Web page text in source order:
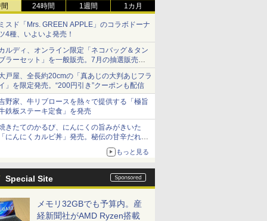
24時間 1週間 1カ月
スド「Mrs. GREEN APPLE」のコラボドーナ
4種、いよいよ発売！
ルディ、オンライン限定「ネコバッグ＆タン
ラーセット」を一般販売。7月の抽選販売の
選無効分
戸屋、全長約20cmの「真あじの大判あじフラ
」を限定発売。“200円引き”クーポンも配信
野家、牛リブロースを熱々で提供する「極旨
鉄板ステーキ定食」を発売
きたてのかるび、にんにくの旨みがきいた
にんにくカルビ丼」発売。秘伝の甘辛だれを
もっと見る
Special Site
メモリ32GBでも予算内。産
経新聞社がAMD Ryzen搭載